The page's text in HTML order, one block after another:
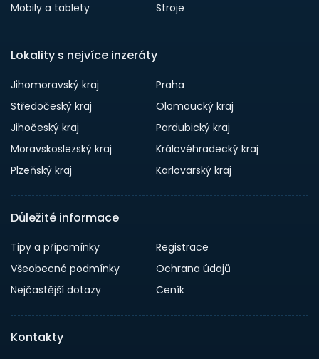
Mobily a tablety
Stroje
Lokality s nejvíce inzeráty
Jihomoravský kraj
Praha
Středočeský kraj
Olomoucký kraj
Jihočeský kraj
Pardubický kraj
Moravskoslezský kraj
Královéhradecký kraj
Plzeňský kraj
Karlovarský kraj
Důležité informace
Tipy a přípomínky
Registrace
Všeobecné podmínky
Ochrana údajů
Nejčastější dotazy
Ceník
Kontakty